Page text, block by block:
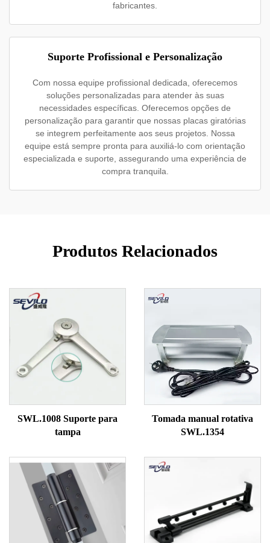
fabricantes.
Suporte Profissional e Personalização
Com nossa equipe profissional dedicada, oferecemos
soluções personalizadas para atender às suas
necessidades específicas. Oferecemos opções de
personalização para garantir que nossas placas giratórias
se integrem perfeitamente aos seus projetos. Nossa
equipe está sempre pronta para auxiliá-lo com orientação
especializada e suporte, assegurando uma experiência de
compra tranquila.
Produtos Relacionados
SWL.1008 Suporte para
tampa
Tomada manual rotativa
SWL.1354